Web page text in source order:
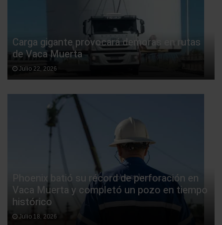
Carga gigante provocará demoras en rutas
de Vaca Muerta
Julio 22, 2026
Phoenix batió su récord de perforación en
Vaca Muerta y completó un pozo en tiempo
histórico
Julio 18, 2026